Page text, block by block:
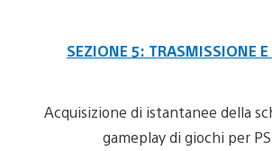
SEZIONE 5: TRASMISSIONE E
Acquisizione di istantanee della
gameplay di giochi per PS